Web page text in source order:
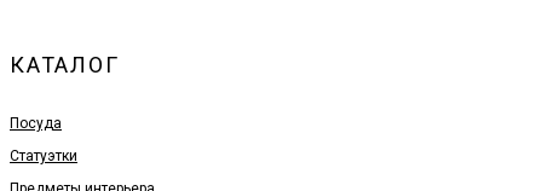
КАТАЛОГ
Посуда
Статуэтки